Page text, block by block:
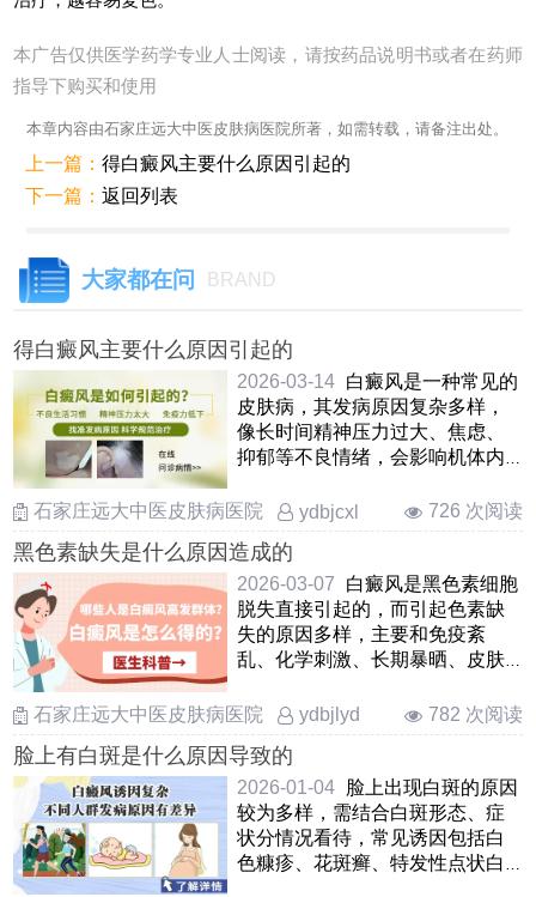
本广告仅供医学药学专业人士阅读，请按药品说明书或者在药师
指导下购买和使用
本章内容由石家庄远大中医皮肤病医院所著，如需转载，请备注出处。
上一篇：得白癜风主要什么原因引起的
下一篇：返回列表
大家都在问 BRAND
得白癜风主要什么原因引起的
2026-03-14 白癜风是一种常见的
皮肤病，其发病原因复杂多样，
像长时间精神压力过大、焦虑、
抑郁等不良情绪，会影响机体内
……
石家庄远大中医皮肤病医院 ydbjcxl 726 次阅读
黑色素缺失是什么原因造成的
2026-03-07
白癜风是黑色素细胞
脱失直接引起的，而引起色素缺
失的原因多样，主要和免疫紊
乱、化学刺激、长期暴晒、皮肤
石家庄远大中医皮肤病医院
ydbjlyd 782 次阅读
脸上有白斑是什么原因导致的
2026-01-04 脸上出现白斑的原因
较为多样，需结合白斑形态、症
状分情况看待，常见诱因包括白
色糠疹、花斑癣、特发性点状白